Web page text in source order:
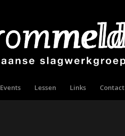
Events Lessen Links Contact